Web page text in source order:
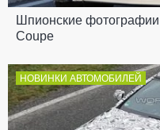
Шпионские
Coupe
НОВИНКИ АВТОМОБИЛЕЙ